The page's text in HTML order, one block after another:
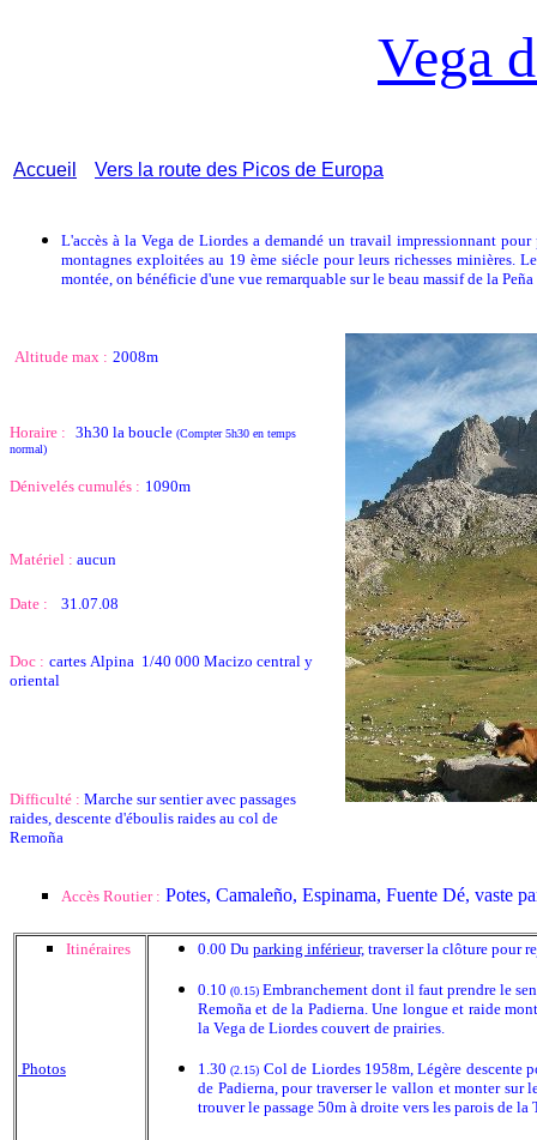
Vega
Accueil Vers la route des Picos de Europa
L'accès à la Vega de Liordes a demandé un travail impressionnant
montagnes exploitées au 19 ème siécle pour leurs richesses minières.
montée, on bénéficie d'une vue remarquable sur le beau massif de la
Altitude max : 2008m
Horaire : 3h30 la boucle (Compter 5h30 en temps
normal)
Dénivelés cumulés : 1090m
Matériel : aucun
Date : 31.07.08
Doc : cartes Alpina 1/40 000 Macizo central y
oriental
Difficulté : Marche sur sentier avec passages
raides, descente d'éboulis raides au col de
Remoña
Accès Routier : Potes, Camaleño, Espinama, Fuente Dé, vaste
Itinéraires
Photos
0.00 Du parking inférieur, traverser la clôture pour
0.10(0.15) Embranchement dont il faut prendre le
Remoña et de la Padierna. Une longue et raide
la Vega de Liordes couvert de prairies.
1.30(2.15) Col de Liordes 1958m, Légère descente
de Padierna, pour traverser le vallon et monter sur
trouver le passage 50m à droite vers les parois de la